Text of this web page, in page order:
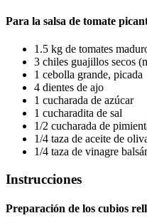
Para la salsa de tomate
1.5 kg de tomates
3 chiles guajillos secos
1 cebolla grande, picada
4 dientes de ajo
1 cucharada de azúcar
1 cucharadita de sal
1/2 cucharada de
1/4 taza de aceite de
1/4 taza de vinagre
Instrucciones
Preparación de los cubios